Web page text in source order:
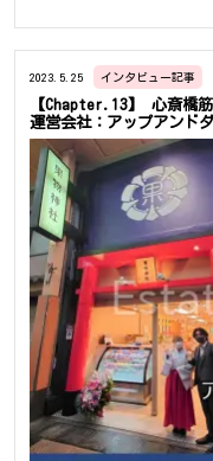
どおいてて少しごちゃごちゃして
チャー西心斎橋ビルでちょうど
井様『私の友人の話ですが、近く
には同じビルでも階数が違うと
と階段やエレベーターで地上まで
なくなりますよね。』～これから
たします～酒井様『メインとな
するのがいいと思います。』住
ますよね。』酒井様『Vanillaの場
り南堀江だったりありますが、ま
転車でそのあたりを行動してる人
こから来るかを想像するとなると
駅近を条件のマストにしました
トラクチャー西心斎橋ビル』は心
合わせください！リーストラクチ
の住居（スミイ）について】担
井様へお聞きしました。酒井様『
振りなくて。住居さんには丁寧
かったですね！（笑）』住居『
りがとうございます！』 【酒井
んと仲良くさせていただいていて
aとは別路線で卸の仕事ができた
圦先生『間取りには拘りました
うにしています。』『ですが、隣
た。』こちらが処置室、窓面にシ
が圦先生が拘られた採光のある
ダもあり、その点も気に入ってま
の物件に決められた決め手は？】
たね。』『産婦人科、レディー
すよ、まあ、当然周りから見ら
はちょっとした点滴であったりと
なりますね。』『まあ、何を言い
も荒木さんが交渉してくださって
たね。』 【弊社営業荒木の印象
た。』『今回の開業に際しては
ね。（笑）』『場所が決まってか
まるまでがしんどかったですね
めはなんばや大国町などで探して
（笑）』『ほんとに根掘り葉掘
ましたね（笑）』圦先生『そう
件が良さそう！⇨給排水が取れな
が、下の階に産婦人科さんが入っ
二人でなんでこんなにも無いん
こんなで、こちらの物件を紹介し
て、周りに産婦人科さんも無いの
2023.5.25 インタビュー記事
【Chapter.13】 心斎橋
運営会社：アップアンド